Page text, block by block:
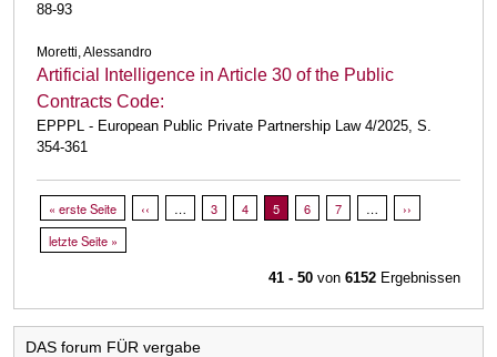
88-93
Moretti, Alessandro
Artificial Intelligence in Article 30 of the Public
Contracts Code:
EPPPL - European Public Private Partnership Law 4/2025, S.
354-361
Seitennummerierung
Erste Seite
« erste Seite Vorherige Seite
‹‹ … Page
3 Page
4 Aktuelle Seite
5 Page
6 Page
7 … Nächste Seite
››
Letzte Seite
letzte Seite »
41 - 50 von 6152 Ergebnissen
DAS forum FÜR vergabe